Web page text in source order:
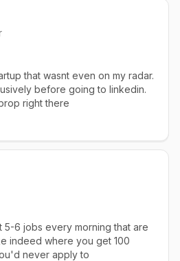
that wasnt even on my radar.
before going to linkedin.
right there
5-6 jobs every morning that are
indeed where you get 100
never apply to